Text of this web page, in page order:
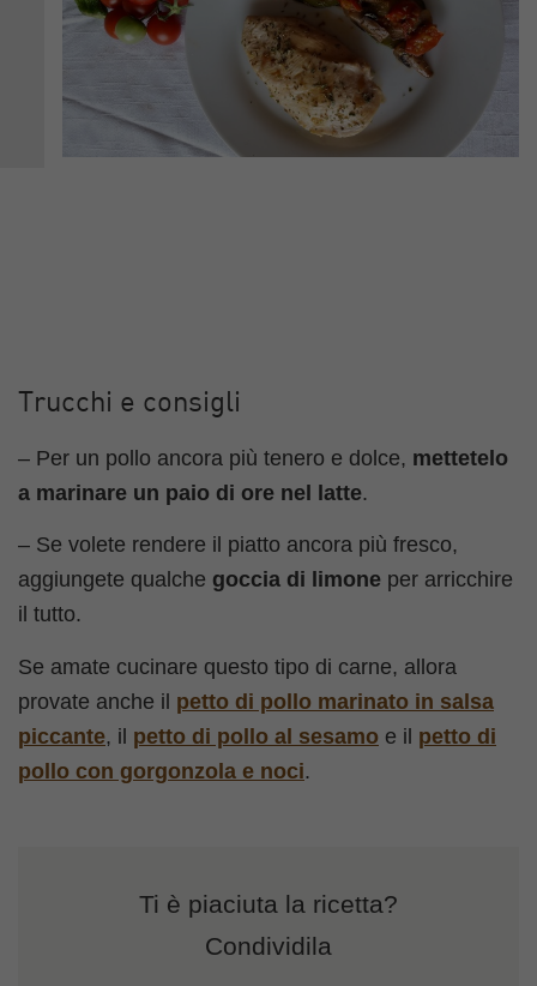
Trucchi e consigli
– Per un pollo ancora più tenero e dolce, mettetelo
a marinare un paio di ore nel latte.
– Se volete rendere il piatto ancora più fresco,
aggiungete qualche goccia di limone per arricchire
il tutto.
Se amate cucinare questo tipo di carne, allora
provate anche il petto di pollo marinato in salsa
piccante, il petto di pollo al sesamo e il petto di
pollo con gorgonzola e noci.
Ti è piaciuta la ricetta?
Condividila